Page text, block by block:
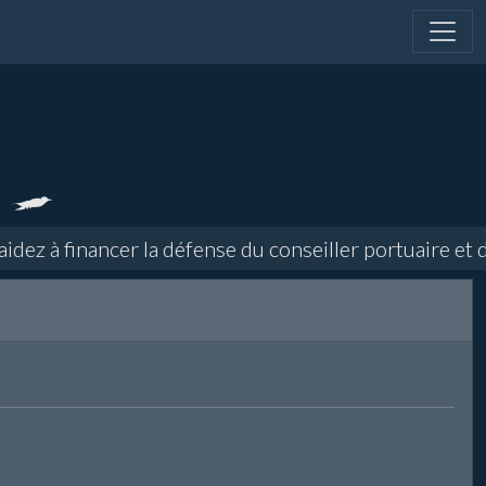
à financer la défense du conseiller portuaire et